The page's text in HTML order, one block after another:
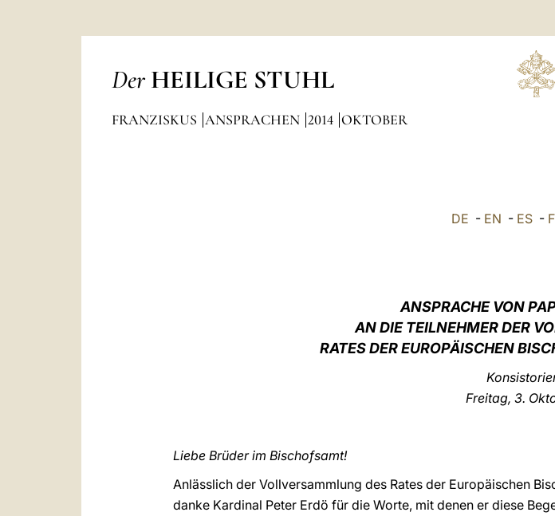
Der HEILIGE STUHL
FRANZISKUS ANSPRACHEN 2014 OKTOBER
DE - EN - ES -
ANSPRACHE VON
AN DIE TEILNEHMER DER
RATES DER EUROPÄISCHEN
Freitag, 3.
Liebe Brüder im Bischofsamt!
Anlässlich der Vollversammlung des Rates der Europäischen
danke Kardinal Peter Erdö für die Worte, mit denen er diese